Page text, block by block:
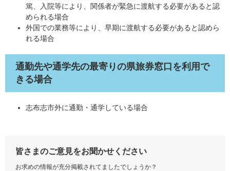
篤、入院等により、関係者が緊急に渡航する必要があると認
められる場合
外国での業務等により、早期に渡航する必要があると認めら
れる場合
通勤先や通学先の最寄りの県旅券窓口を利用で
きる場合
志布志市外に通勤・通学している場合
皆さまのご意見をお聞かせください
お求めの情報が充分掲載されてましたでしょうか？